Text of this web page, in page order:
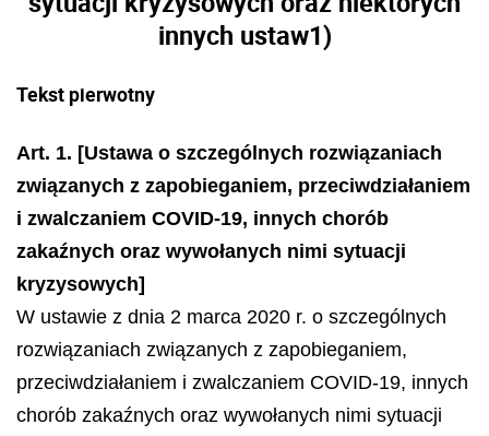
innych ustaw1)
Tekst pierwotny
Art. 1. [Ustawa o szczególnych rozwiązaniach
związanych z zapobieganiem, przeciwdziałaniem
i zwalczaniem COVID-19, innych chorób
zakaźnych oraz wywołanych nimi sytuacji
kryzysowych]
W ustawie z dnia 2 marca 2020 r. o szczególnych
rozwiązaniach związanych z zapobieganiem,
przeciwdziałaniem i zwalczaniem COVID-19, innych
chorób zakaźnych oraz wywołanych nimi sytuacji